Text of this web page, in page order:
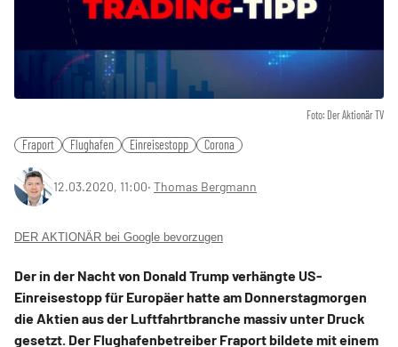
Foto: Der Aktionär TV
Fraport Flughafen Einreisestopp Corona
12.03.2020, 11:00‧ Thomas Bergmann
DER AKTIONÄR bei Google bevorzugen
Der in der Nacht von Donald Trump verhängte US-
Einreisestopp für Europäer hatte am Donnerstagmorgen
die Aktien aus der Luftfahrtbranche massiv unter Druck
gesetzt. Der Flughafenbetreiber Fraport bildete mit einem